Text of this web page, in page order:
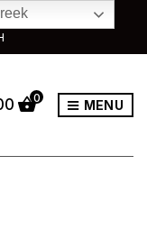
+30 2351033303
0 MENU